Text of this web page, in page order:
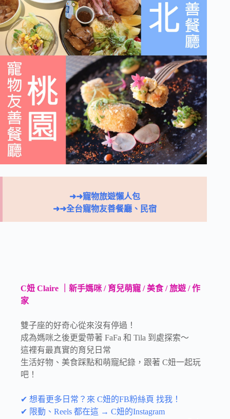
➜➜寵物旅遊懶人包
➜➜全台寵物友善餐廳、民宿
C妞 Claire ｜新手媽咪 / 育兒萌寵 / 美食 / 旅遊 / 作
家
雙子座的好奇心從來沒有停過！
成為媽咪之後更愛帶著 FaFa 和 Tila 到處探索～
這裡有最真實的育兒日常
生活好物、美食踩點和萌寵紀錄，跟著 C妞一起玩
吧！
✔ 想看更多日常？來 C妞的FB粉絲頁 找我！
✔ 限動、Reels 都在這 → C妞的Instagram